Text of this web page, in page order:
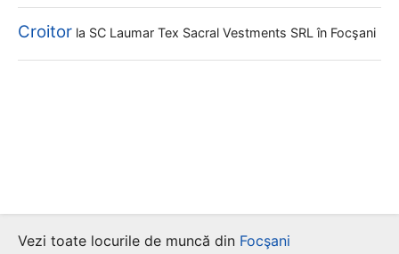
Croitor la SC Laumar Tex Sacral Vestments SRL în Focşani
Vezi toate locurile de muncă din Focşani